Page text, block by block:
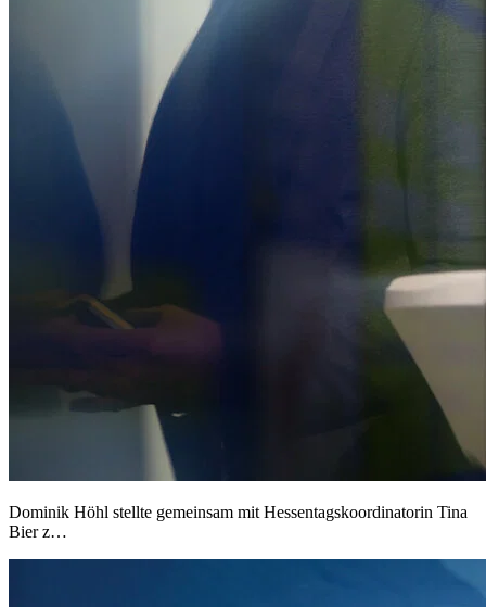
Dominik Höhl stellte gemeinsam mit Hessentagskoordinatorin Tina
Bier z…